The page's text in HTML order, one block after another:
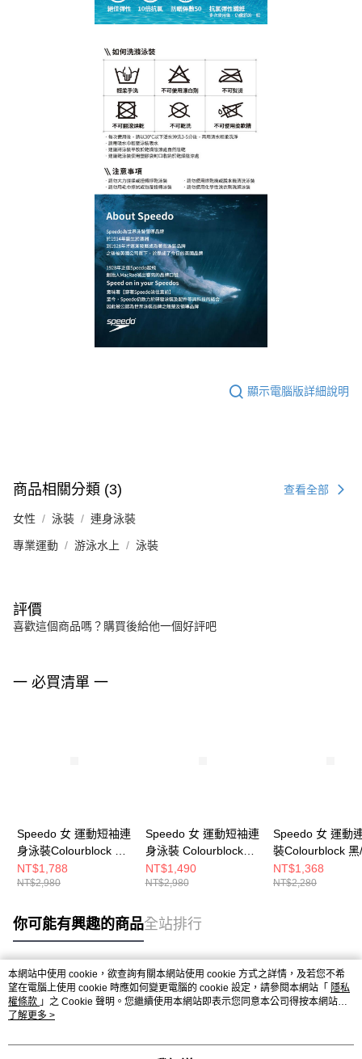
顯示電腦版詳細說明
商品相關分類 (3) 查看全部
女性 泳裝 連身泳裝
專業運動 游泳水上 泳裝
評價
喜歡這個商品嗎？購買後給他一個好評吧
一 必買清單 一
Speedo 女 運動短袖連
身泳裝Colourblock 黑/
藍/紫
NT$1,788
NT$2,980
Speedo 女 運動短袖連
身泳裝 Colourblock
黑/粉紫/綠
NT$1,490
NT$2,980
Speedo 女 運動
裝Colourblock 黑
橘/藍
NT$1,368
NT$2,280
你可能有興趣的商品全站排行
熱門標籤
本網站中使用 cookie，欲查詢有關本網站使用 cookie 方式之詳情，及若您不希
望在電腦上使用 cookie 時應如何變更電腦的 cookie 設定，請參閱本網站「 隱私
權條款 」之 Cookie 聲明。您繼續使用本網站即表示您同意本公司得按本網站使
用條款之 Cookie 聲明使用 cookie。
了解更多 >